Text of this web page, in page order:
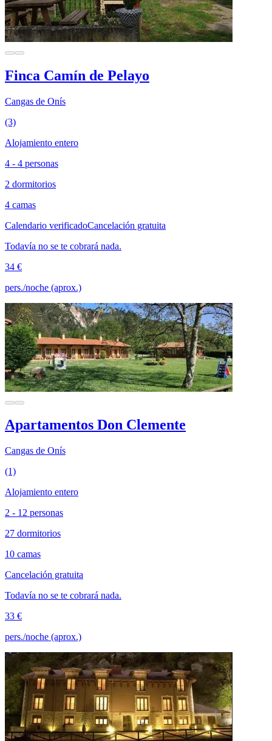
Finca Camín de Pelayo
Cangas de Onís
(3)
Alojamiento entero
4 - 4 personas
2 dormitorios
4 camas
Calendario verificadoCancelación gratuita
Todavía no se te cobrará nada.
34 €
pers./noche (aprox.)
Apartamentos Don Clemente
Cangas de Onís
(1)
Alojamiento entero
2 - 12 personas
27 dormitorios
10 camas
Cancelación gratuita
Todavía no se te cobrará nada.
33 €
pers./noche (aprox.)